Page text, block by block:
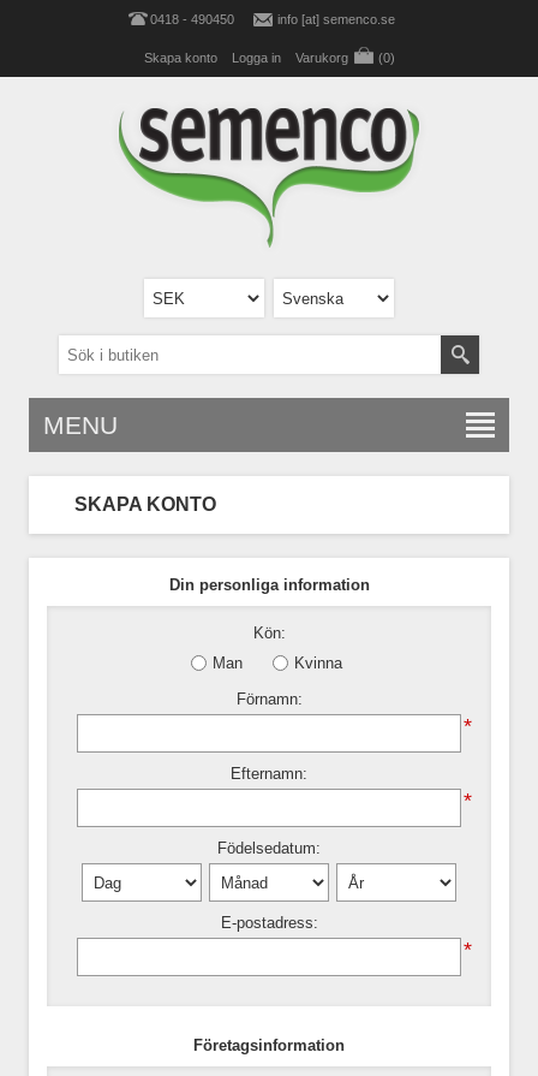
0418 - 490450 info [at] semenco.se
Skapa konto Logga in Varukorg (0)
MENU
SKAPA KONTO
Din personliga information
Kön:
Man
Kvinna
Förnamn:
*
Efternamn:
*
Födelsedatum:
E-postadress:
*
Företagsinformation